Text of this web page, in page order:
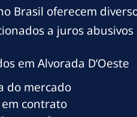
Brasil oferecem
a juros
em Alvorada D’Oeste
do mercado
contrato